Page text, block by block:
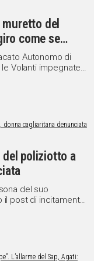
del
come se
Autonomo di
Volanti impegnate a
del poliziotto a
del suo
il post di incitamento